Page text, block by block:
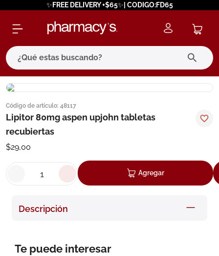
✨FREE DELIVERY +$65✨| CODIGO:FD65
¿Qué estas buscando?
Código de artículo: 48117
Lipitor 80mg aspen upjohn tabletas
recubiertas
$29,00
Agregar
Descripción
Te puede interesar
términos más buscados
1. eucerin
cerave
7. degraler
9 isdin